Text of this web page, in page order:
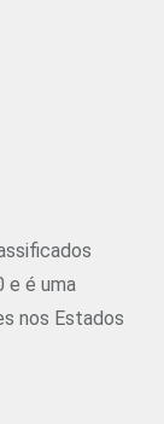
e é uma
nos Estados